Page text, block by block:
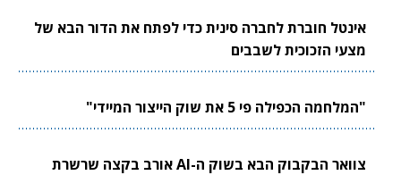
אינטל חוברת לחברה סינית כדי לפתח את הדור הבא של
מצעי הזכוכית לשבבים
"המלחמה הכפילה פי 5 את שוק הייצור המיידי"
צוואר הבקבוק הבא בשוק ה-AI אורב בקצה שרשרת